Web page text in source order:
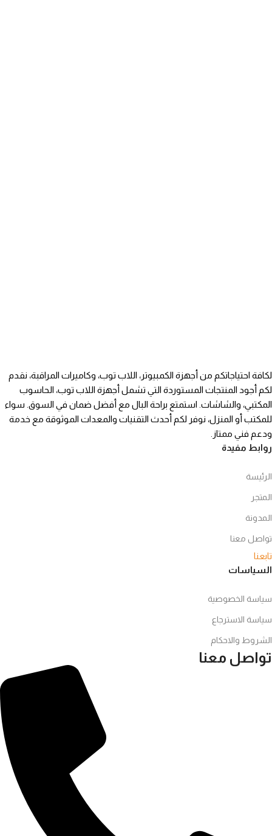
لكافة احتياجاتكم من أجهزة الكمبيوتر، اللاب توب، وكاميرات المراقبة، نقدم
لكم أجود المنتجات المستوردة التي تشمل أجهزة اللاب توب، الحاسوب
المكتبي، والشاشات. استمتع براحة البال مع أفضل ضمان في السوق. سواء
للمكتب أو المنزل، نوفر لكم أحدث التقنيات والمعدات الموثوقة مع خدمة
ودعم فني ممتاز.
روابط مفيدة
الرئيسة
المتجر
المدونة
تواصل معنا
تابعنا
السياسات
سياسة الخصوصية
سياسة الاسترجاع
الشروط والاحكام
تواصل معنا